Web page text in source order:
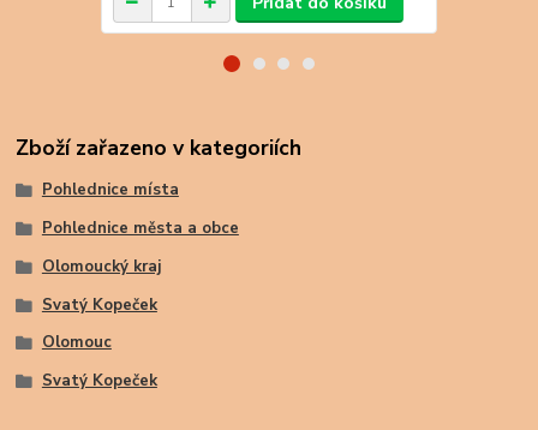
Zboží zařazeno v kategoriích
Pohlednice místa
Pohlednice města a obce
Olomoucký kraj
Svatý Kopeček
Olomouc
Svatý Kopeček